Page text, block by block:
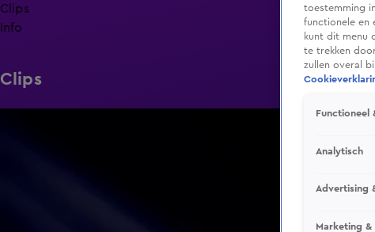
Clips
Info
Clips
toestemming
functionele en
kunt dit menu
te trekken
zullen overal
Functioneel
Analytisch
Advertising
Marketing &